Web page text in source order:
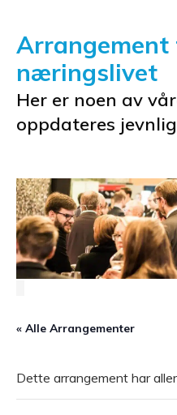
Arrangement
næringslivet
Her er noen av
oppdateres
« Alle Arrangementer
Dette arrangement har